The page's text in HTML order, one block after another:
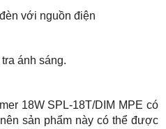
với nguồn điện
ánh sáng.
18W SPL-18T/DIM MPE có
sản phẩm này có thể được